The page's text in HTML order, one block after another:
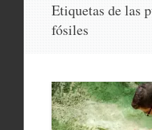
contenido
Etiquetas de las
fósiles